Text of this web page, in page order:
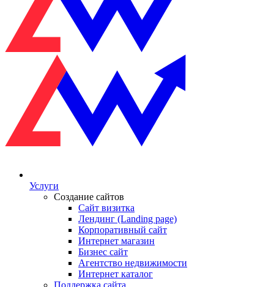
Услуги
Создание сайтов
Сайт визитка
Лендинг (Landing page)
Корпоративный сайт
Интернет магазин
Бизнес сайт
Агентство недвижимости
Интернет каталог
Поддержка сайта